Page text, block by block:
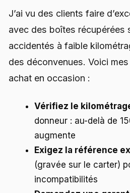
J’ai vu des clients faire
avec des boîtes récupérées
accidentés à faible
des déconvenues. Voici
achat en occasion :
Vérifiez le
donneur : au-delà de
augmente
Exigez la référence
(gravée sur le carter)
incompatibilités